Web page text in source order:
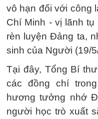
vô hạn đối với công
Chí Minh - vị lãnh
rèn luyện Đảng ta,
sinh của Người (19/
Tại đây, Tổng Bí
các đồng chí
hương tưởng nhớ
người học trò xuất